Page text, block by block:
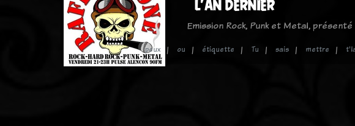
l'an dernier
Emission Rock, Punk et Metal,
peux ou étiquette Tu sais mettre